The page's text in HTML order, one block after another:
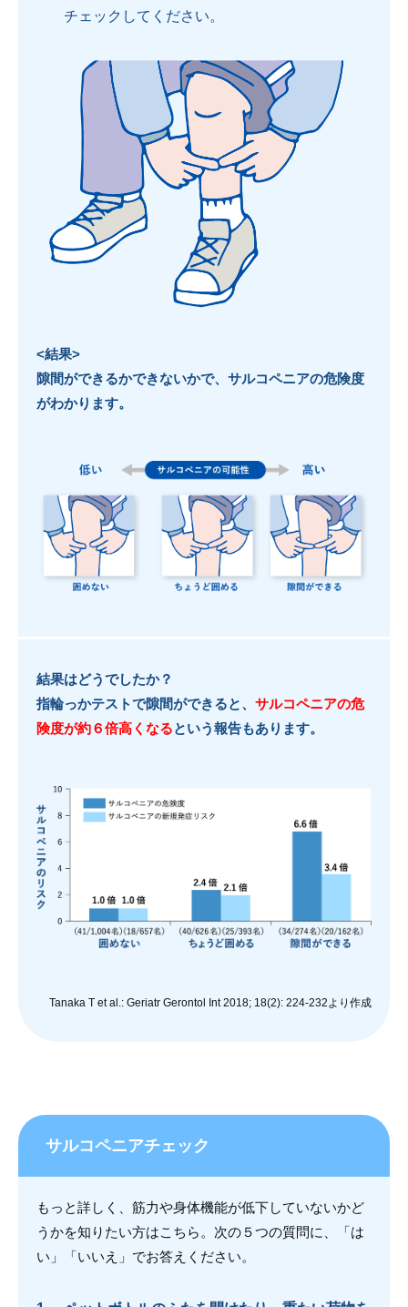
チェックしてください。
<結果>
隙間ができるかできないかで、サルコペニアの危険度
がわかります。
結果はどうでしたか？
指輪っかテストで隙間ができると、 サルコペニアの危
険度が約６倍高くなるという報告もあります。
Tanaka T et al.: Geriatr Gerontol Int 2018; 18(2): 224-232より作成
サルコペニアチェック
もっと詳しく、筋力や身体機能が低下していないかど
うかを知りたい方はこちら。次の５つの質問に、「は
い」「いいえ」でお答えください。